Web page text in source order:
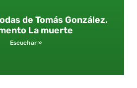
de Tomás González.
La muerte
Escuchar »